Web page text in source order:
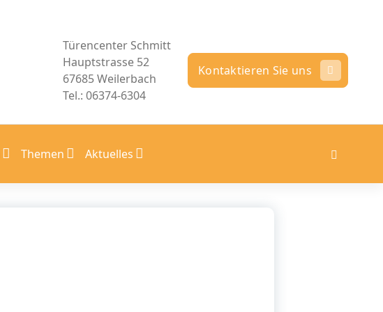
Türencenter Schmitt
Hauptstrasse 52
67685 Weilerbach
Tel.: 06374-6304
Kontaktieren Sie uns
Themen Aktuelles